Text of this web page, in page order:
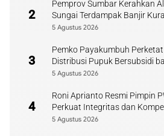
2
Pemprov Sumbar Kerahkan
Sungai Terdampak Banjir
5 Agustus 2026
3
Pemko Payakumbuh
Distribusi Pupuk Bersubsidi
5 Agustus 2026
4
Roni Aprianto Resmi Pimpin
Perkuat Integritas dan
5 Agustus 2026